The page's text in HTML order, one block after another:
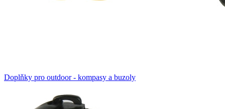
Doplňky pro outdoor - kompasy a buzoly